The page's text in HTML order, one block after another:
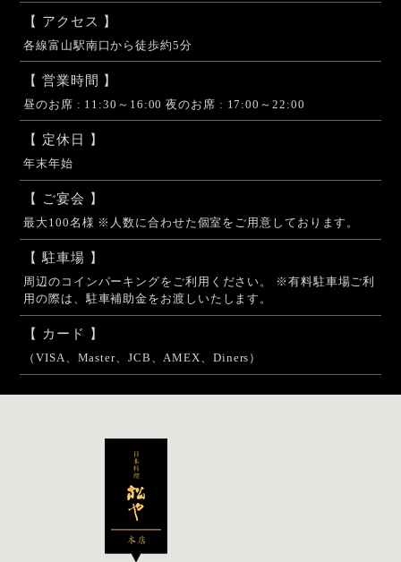
【 アクセス 】
各線富山駅南口から徒歩約5分
【 営業時間 】
昼のお席 : 11:30～16:00 夜のお席 : 17:00～22:00
【 定休日 】
年末年始
【 ご宴会 】
最大100名様 ※人数に合わせた個室をご用意しております。
【 駐車場 】
周辺のコインパーキングをご利用ください。 ※有料駐車場ご利
用の際は、駐車補助金をお渡しいたします。
【 カード 】
（VISA、Master、JCB、AMEX、Diners）